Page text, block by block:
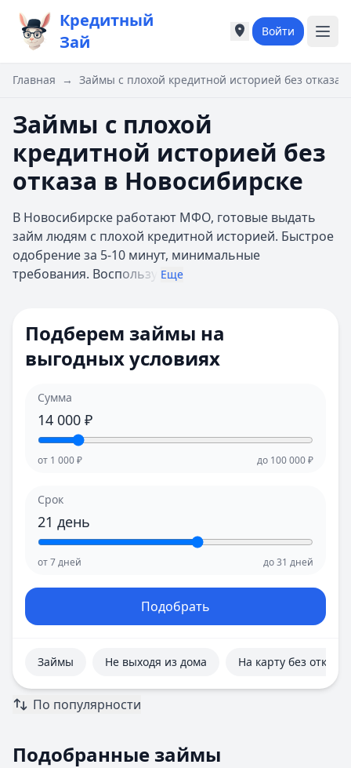
Кредитный
Зай
Города России
Москва
А
Астрахань
Б
Белгород
Брянск
В
Ижевск
Иркутск
Киров
Краснодар
Красноярск
Л
Города России
Москва
А
Б
Белгород
Брянск
В
Ижевск
Иркутск
Киров
Краснодар
Красноярск
Л
М
Войти
Главная → Займы с плохой кредитной историей без отказа
Займы с плохой
кредитной историей без
отказа в Новосибирске
В Новосибирске работают МФО, готовые выдать
займ людям с плохой кредитной историей. Быстрое
одобрение за 5-10 минут, минимальные
требования. Воспользу Еще
Подберем займы на
выгодных условиях
Сумма
14 000 ₽
от 1 000₽ до 100 000₽
Срок
21 день
от7дней до31 дней
Подобрать
Займы Не выходя из дома На карту без отказа
По популярности
Подобранные займы